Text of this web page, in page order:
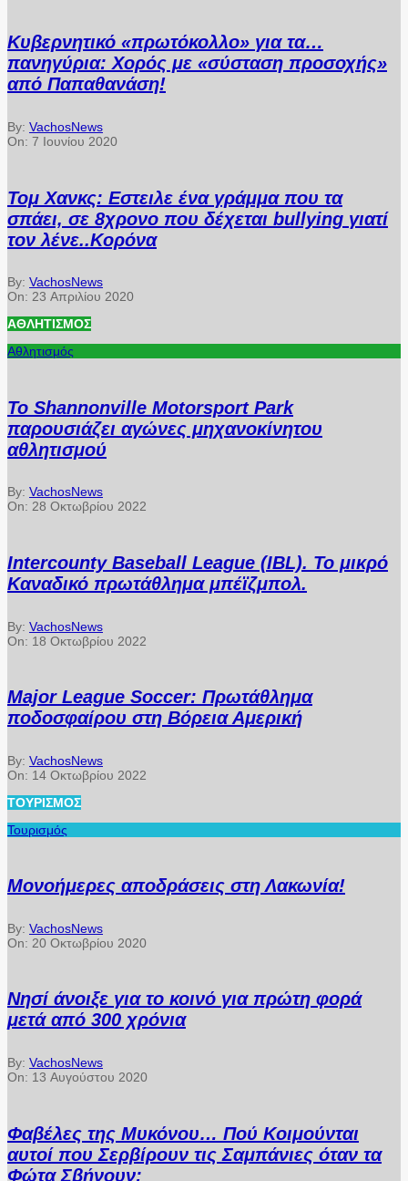
Κυβερνητικό «πρωτόκολλο» για τα…
πανηγύρια: Χορός με «σύσταση προσοχής»
από Παπαθανάση!
By: VachosNews
On: 7 Ιουνίου 2020
Τομ Χανκς: Εστειλε ένα γράμμα που τα
σπάει, σε 8χρονο που δέχεται bullying γιατί
τον λένε..Κορόνα
By: VachosNews
On: 23 Απριλίου 2020
ΑΘΛΗΤΙΣΜΌΣ
Αθλητισμός
Το Shannonville Motorsport Park
παρουσιάζει αγώνες μηχανοκίνητου
αθλητισμού
By: VachosNews
On: 28 Οκτωβρίου 2022
Intercounty Baseball League (IBL). Το μικρό
Καναδικό πρωτάθλημα μπέϊζμπολ.
By: VachosNews
On: 18 Οκτωβρίου 2022
Major League Soccer: Πρωτάθλημα
ποδοσφαίρου στη Βόρεια Αμερική
By: VachosNews
On: 14 Οκτωβρίου 2022
ΤΟΥΡΙΣΜΌΣ
Τουρισμός
Μονοήμερες αποδράσεις στη Λακωνία!
By: VachosNews
On: 20 Οκτωβρίου 2020
Νησί άνοιξε για το κοινό για πρώτη φορά
μετά από 300 χρόνια
By: VachosNews
On: 13 Αυγούστου 2020
Φαβέλες της Μυκόνου… Πού Κοιμούνται
αυτοί που Σερβίρουν τις Σαμπάνιες όταν τα
Φώτα Σβήνουν;